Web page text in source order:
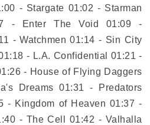
- Stargate 01:02 - Starman
- Enter The Void 01:09 -
- Watchmen 01:14 - Sin City
- L.A. Confidential 01:21 -
- House of Flying Daggers
Dreams 01:31 - Predators
- Kingdom of Heaven 01:37 -
- The Cell 01:42 - Valhalla